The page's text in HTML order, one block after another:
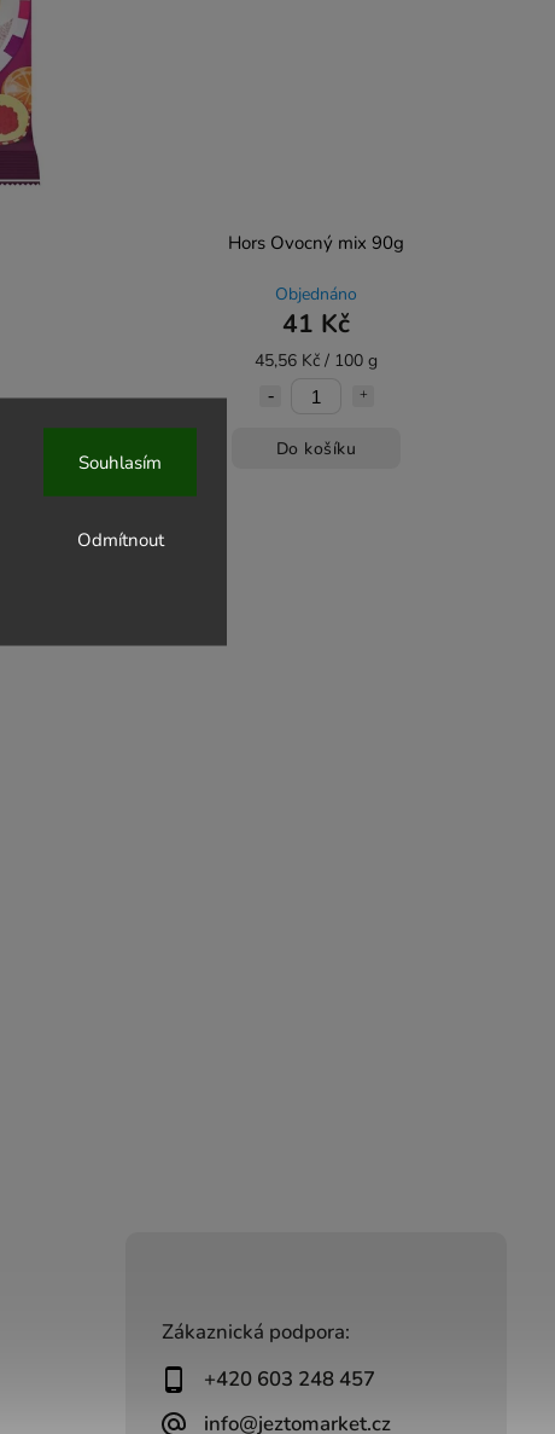
Odmítnout
Souhlasím
Hors Ovocný mix 90g
Objednáno
41 Kč
45,56 Kč / 100 g
Do košíku
Zákaznická podpora:
+420 603 248 457
info@jeztomarket.cz